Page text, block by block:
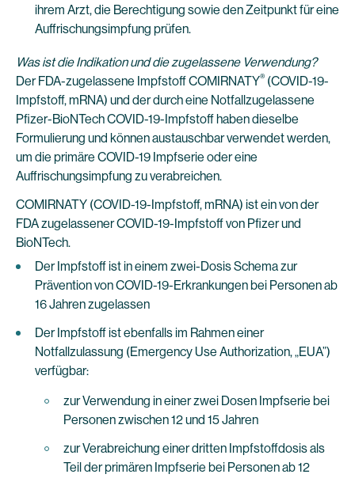
ihrem Arzt, die Berechtigung sowie den Zeitpunkt für eine
Auffrischungsimpfung prüfen.
Was ist die Indikation und die zugelassene Verwendung?
Der FDA-zugelassene Impfstoff COMIRNATY® (COVID-19-
Impfstoff, mRNA) und der durch eine Notfallzugelassene
Pfizer-BioNTech COVID-19-Impfstoff haben dieselbe
Formulierung und können austauschbar verwendet werden,
um die primäre COVID-19 Impfserie oder eine
Auffrischungsimpfung zu verabreichen.
COMIRNATY (COVID-19-Impfstoff, mRNA) ist ein von der
FDA zugelassener COVID-19-Impfstoff von Pfizer und
BioNTech.
Der Impfstoff ist in einem zwei-Dosis Schema zur
Prävention von COVID-19-Erkrankungen bei Personen ab
16 Jahren zugelassen
Der Impfstoff ist ebenfalls im Rahmen einer
Notfallzulassung (Emergency Use Authorization, „EUA”)
verfügbar:
zur Verwendung in einer zwei Dosen Impfserie bei
Personen zwischen 12 und 15 Jahren
zur Verabreichung einer dritten Impfstoffdosis als
Teil der primären Impfserie bei Personen ab 12